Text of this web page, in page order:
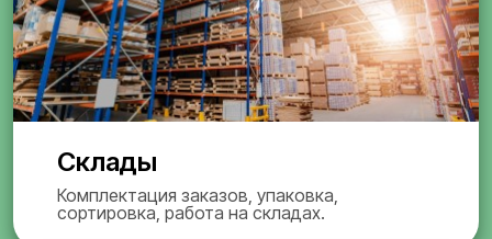
Склады
Комплектация заказов, упаковка,
сортировка, работа на складах.